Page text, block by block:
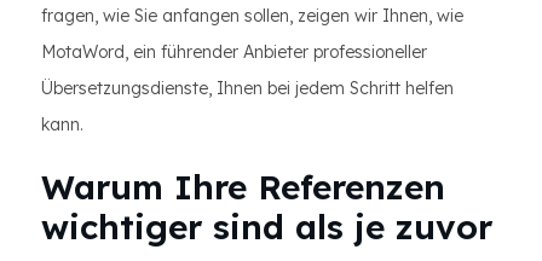
fragen, wie Sie anfangen sollen, zeigen wir Ihnen, wie
MotaWord, ein führender Anbieter professioneller
Übersetzungsdienste, Ihnen bei jedem Schritt helfen
kann.
Warum Ihre Referenzen
wichtiger sind als je zuvor